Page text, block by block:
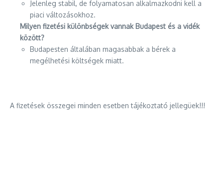
Jelenleg stabil, de folyamatosan alkalmazkodni kell a
piaci változásokhoz.
Milyen fizetési különbségek vannak Budapest és a vidék
között?
Budapesten általában magasabbak a bérek a
megélhetési költségek miatt.
A fizetések összegei minden esetben tájékoztató jellegüek!!!